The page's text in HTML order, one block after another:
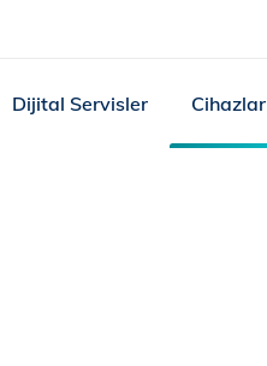
Dijital Servisler Cihazlar